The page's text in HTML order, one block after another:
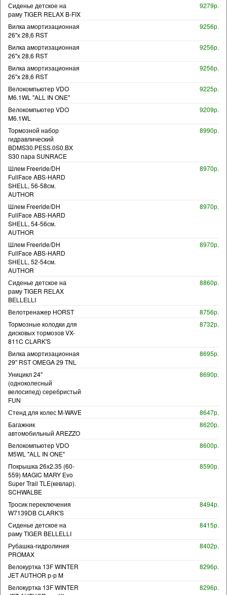
Сиденье детское на
раму TIGER RELAX B-FIX
9279р.
Вилка амортизационная
26"х 28,6 RST
9256р.
Вилка амортизационная
26"х 28,6 RST
9256р.
Вилка амортизационная
26"х 28,6 RST
9256р.
Велокомпьютер VDO
M6.1WL "ALL IN ONE"
9225р.
Велокомпьютер VDO
M6.1WL
9209р.
Тормозной набор
гидравлический
BDMS30.PESS.0S0.BX
S30 пара SUNRACE
8990р.
Шлем Freeride/DH
FullFace ABS-HARD
SHELL, 56-58см.
AUTHOR
8970р.
Шлем Freeride/DH
FullFace ABS-HARD
SHELL, 54-56см.
AUTHOR
8970р.
Шлем Freeride/DH
FullFace ABS-HARD
SHELL, 52-54см.
AUTHOR
8970р.
Сиденье детское на
раму TIGER RELAX
BELLELLI
8860р.
Велотренажер HORST
8756р.
Тормозные колодки для
дисковых тормозов VX-
811C CLARK'S
8732р.
Вилка амортизационная
29" RST OMEGA 29 TNL
8695р.
Уницикл 24"
(одноколесный
велосипед) серебристый
FUN
8690р.
Стенд для колес M-WAVE
8647р.
Багажник
автомобильный AREZZO
8620р.
Велокомпьютер VDO
M5WL "ALL IN ONE"
8600р.
Покрышка 26x2.35 (60-
559) MAGIC MARY Evo
Super Trail TLE(кевлар).
SCHWALBE
8590р.
Тросик переключения
W7139DB CLARK'S
8494р.
Сиденье детское на
раму TIGER BELLELLI
8415р.
Рубашка-гидролиния
PROMAX
8402р.
Велокуртка 13F WINTER
JET AUTHOR р-р M
8296р.
Велокуртка 13F WINTER
8296р.